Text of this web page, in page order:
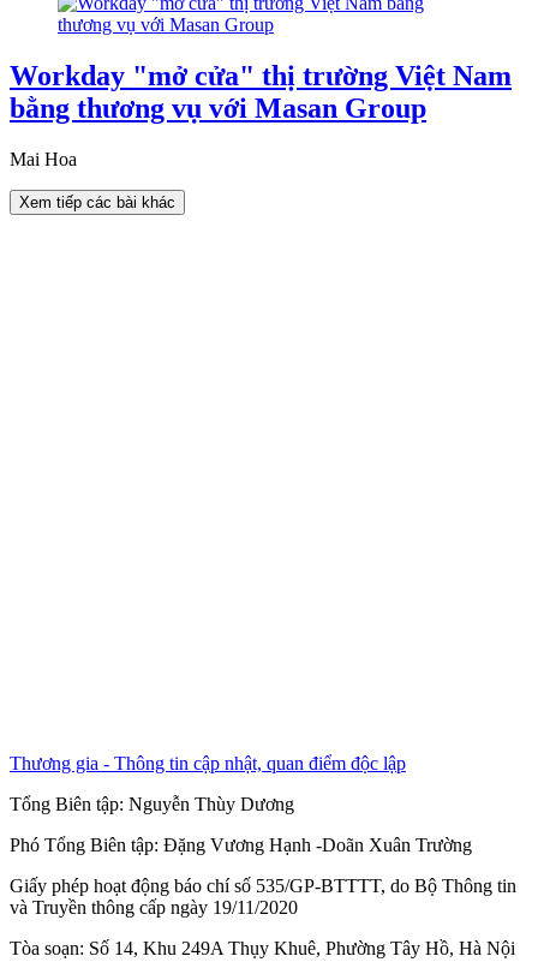
Workday "mở cửa" thị trường Việt Nam
bằng thương vụ với Masan Group
Mai Hoa
Xem tiếp các bài khác
Thương gia - Thông tin cập nhật, quan điểm độc lập
Tổng Biên tập: Nguyễn Thùy Dương
Phó Tổng Biên tập: Đặng Vương Hạnh -Doãn Xuân Trường
Giấy phép hoạt động báo chí số 535/GP-BTTTT, do Bộ Thông tin
và Truyền thông cấp ngày 19/11/2020
Tòa soạn: Số 14, Khu 249A Thụy Khuê, Phường Tây Hồ, Hà Nội